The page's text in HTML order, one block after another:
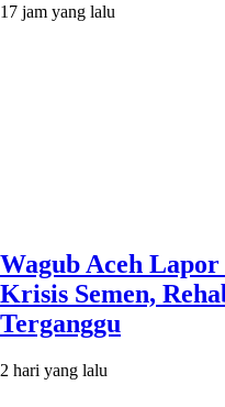
17 jam yang lalu
Wagub Aceh
Krisis Semen,
Terganggu
2 hari yang lalu